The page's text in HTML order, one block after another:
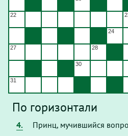
Результаты игры сохраняются -
22
24
27 28
30
31
По горизонтали
4.
Принц, мучившийся